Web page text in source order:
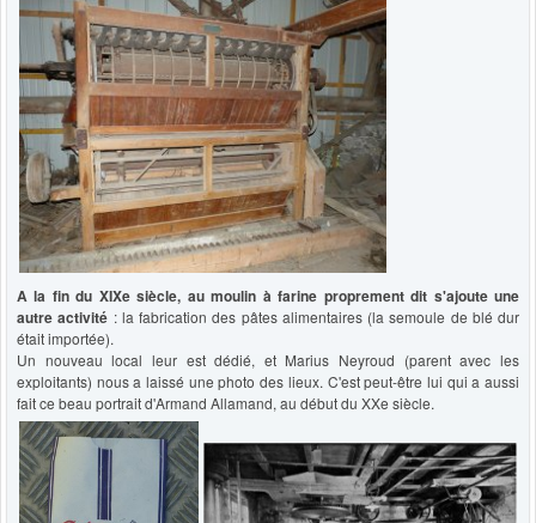
A la fin du XIXe siècle, au moulin à farine proprement dit s'ajoute une
autre activité : la fabrication des pâtes alimentaires (la semoule de blé dur
était importée).
Un nouveau local leur est dédié, et Marius Neyroud (parent avec les
exploitants) nous a laissé une photo des lieux. C'est peut-être lui qui a aussi
fait ce beau portrait d'Armand Allamand, au début du XXe siècle.